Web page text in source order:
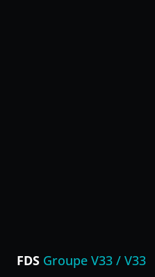
FDS Groupe V33 / V33